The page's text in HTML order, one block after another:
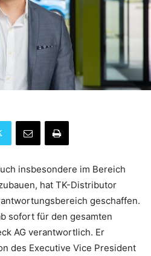
insbesondere im Bereich
hat TK-Distributor
geschaffen.
sofort für den gesamten
AG verantwortlich. Er
des Executive Vice President